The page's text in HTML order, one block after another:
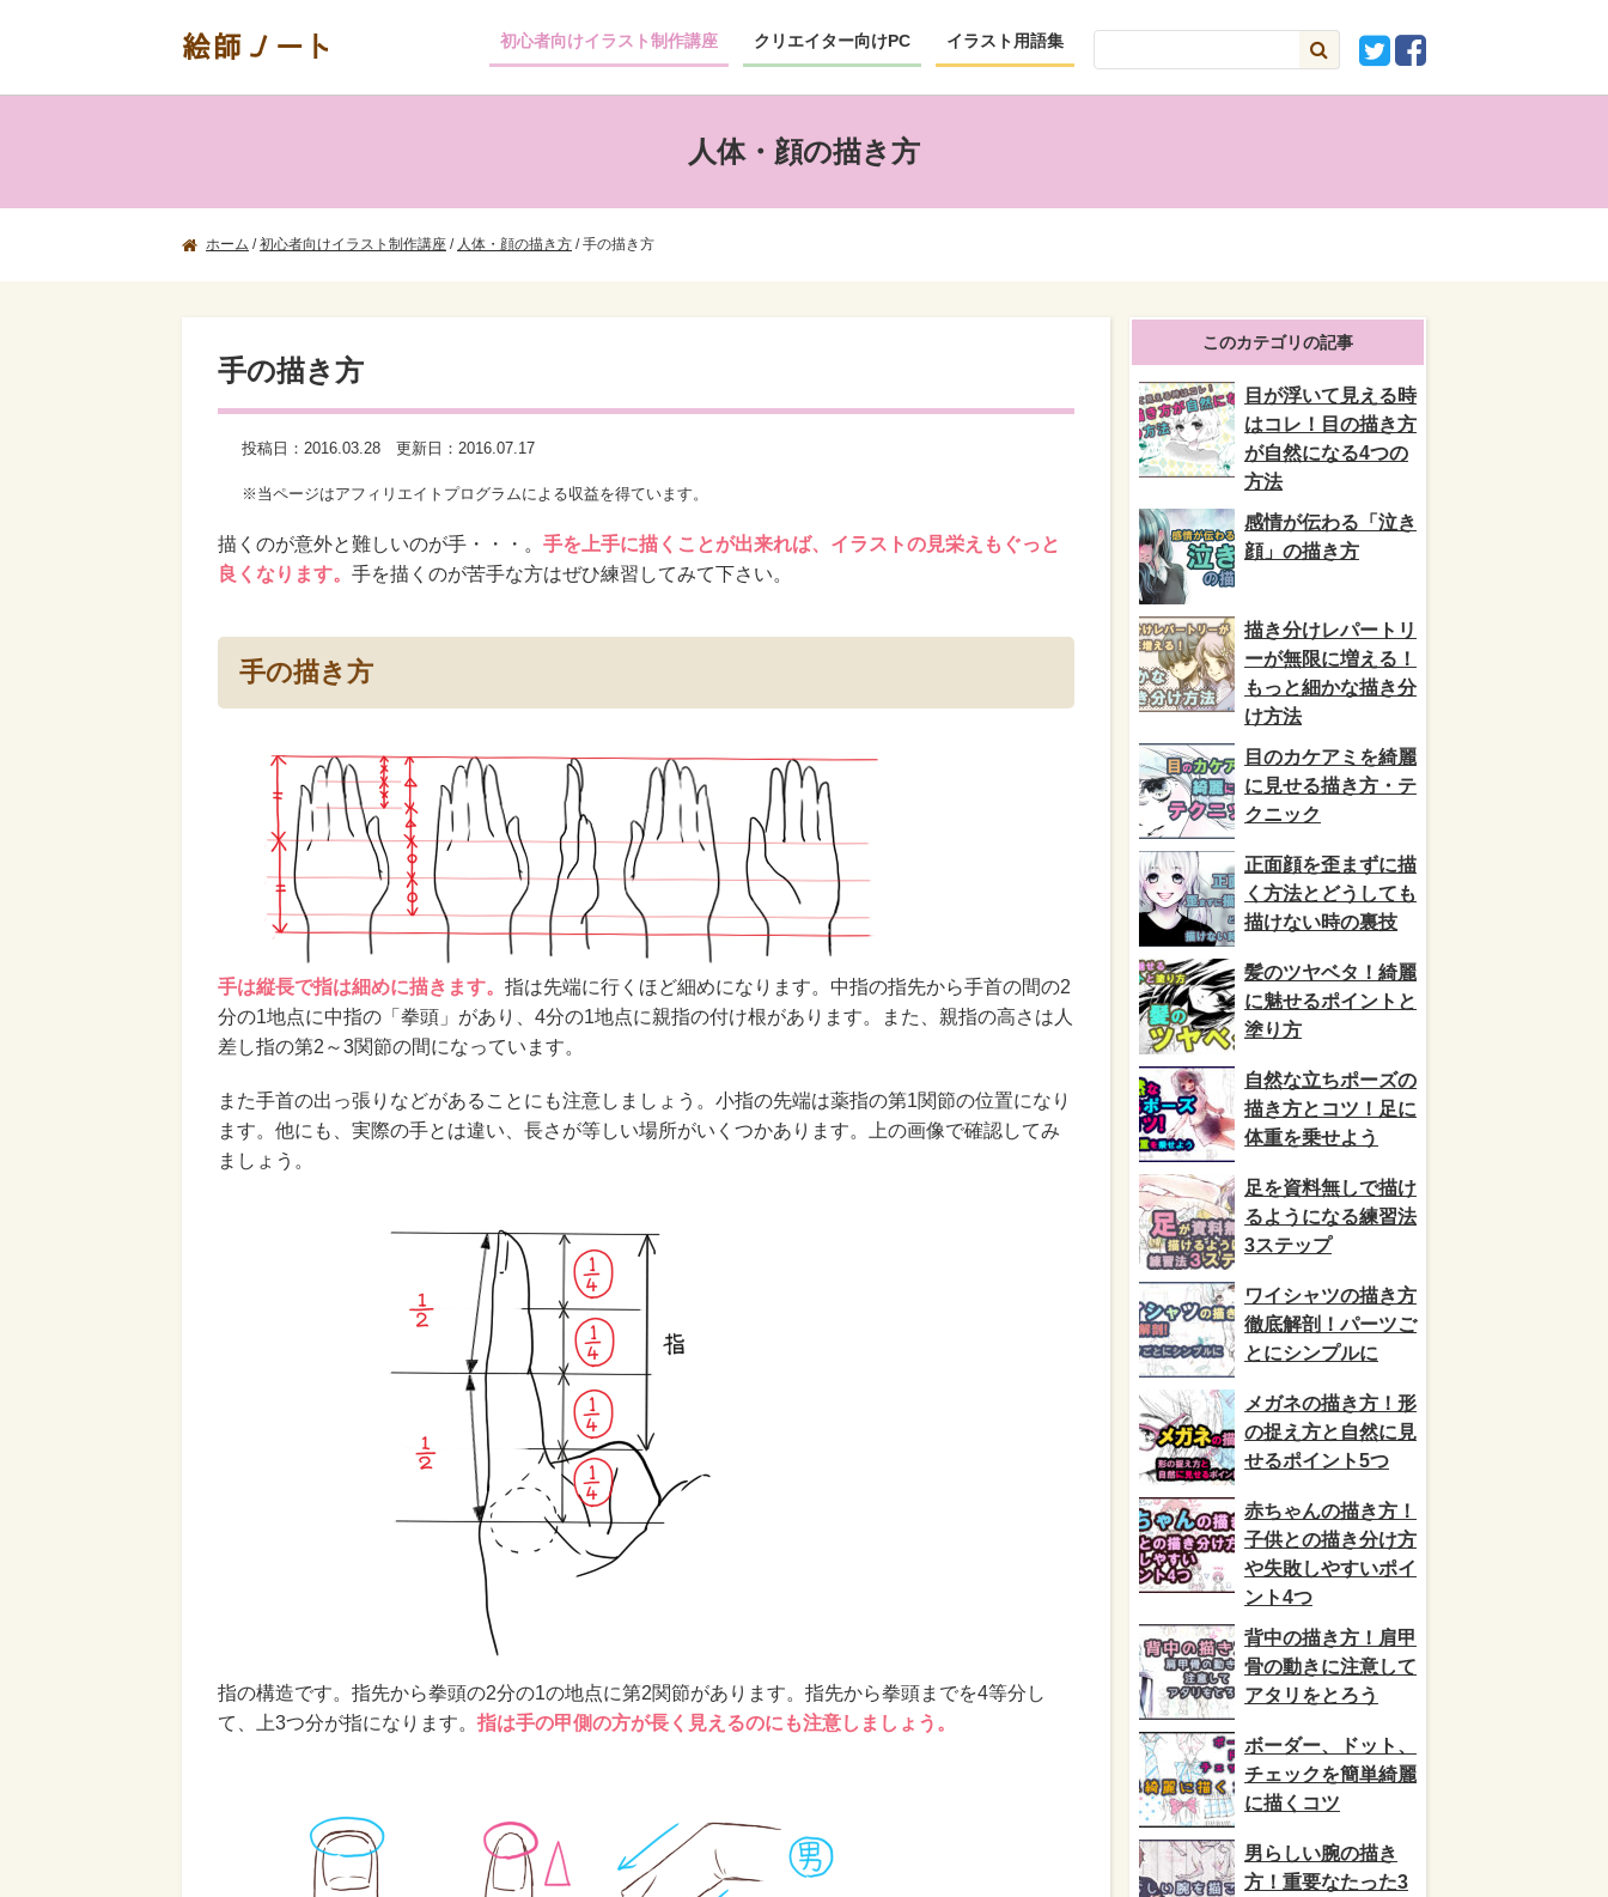
絵師ノート 初心者向けイラスト制作講座 クリエイター向けPC イラスト用語集
人体・顔の描き方
ホーム /初心者向けイラスト制作講座 / 人体・顔の描き方 /手の描き方
手の描き方
投稿日： 2016.03.28 更新日： 2016.07.17
※当ページはアフィリエイトプログラムによる収益を得ています。
描くのが意外と難しいのが手・・・。 手を上手に描くことが出来れば、イラストの見栄えもぐっと
良くなります。 手を描くのが苦手な方はぜひ練習してみて下さい。
手の描き方
手は縦長で指は細めに描きます。 指は先端に行くほど細めになります。中指の指先から手首の間の2
分の1地点に中指の「拳頭」があり、4分の1地点に親指の付け根があります。また、親指の高さは人
差し指の第2～3関節の間になっています。
また手首の出っ張りなどがあることにも注意しましょう。小指の先端は薬指の第1関節の位置になり
ます。他にも、実際の手とは違い、長さが等しい場所がいくつかあります。上の画像で確認してみ
ましょう。
指の構造です。指先から拳頭の2分の1の地点に第2関節があります。指先から拳頭までを4等分し
て、上3つ分が指になります。 指は手の甲側の方が長く見えるのにも注意しましょう。
このカテゴリの記事
目が浮いて見える時
はコレ！目の描き方
が自然になる4つの
方法
感情が伝わる「泣き
顔」の描き方
描き分けレパートリ
ーが無限に増える！
もっと細かな描き分
け方法
目のカケアミを綺麗
に見せる描き方・テ
クニック
正面顔を歪まずに描
く方法とどうしても
描けない時の裏技
髪のツヤベタ！綺麗
に魅せるポイントと
塗り方
自然な立ちポーズの
描き方とコツ！足に
体重を乗せよう
足を資料無しで描け
るようになる練習法
3ステップ
ワイシャツの描き方
徹底解剖！パーツご
とにシンプルに
メガネの描き方！形
の捉え方と自然に見
せるポイント5つ
赤ちゃんの描き方！
子供との描き分け方
や失敗しやすいポイ
ント4つ
背中の描き方！肩甲
骨の動きに注意して
アタリをとろう
ボーダー、ドット、
チェックを簡単綺麗
に描くコツ
男らしい腕の描き
方！重要なたった3